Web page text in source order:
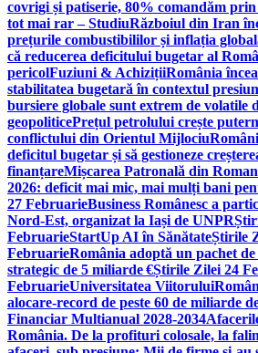
covrigi și patiserie, 80% comandăm
tot mai rar – StudiuRăzboiul din Iran
prețurile combustibililor și inflația
că reducerea deficitului bugetar al
pericolFuziuni & AchizițiiRomânia
stabilitatea bugetară în contextul
bursiere globale sunt extrem de volatile
geopoliticePrețul petrolului crește
conflictului din Orientul Mijlociu
deficitul bugetar și să gestioneze
finanțareMișcarea Patronală din
2026: deficit mai mic, mai mulți bani
27 FebruarieBusiness Românesc a
Nord-Est, organizat la Iași de UNPR
FebruarieStartUp AI în SănătateȘtirile
FebruarieRomânia adoptă un pachet
strategic de 5 miliarde €Știrile Zilei 24
FebruarieUniversitatea Viitorului
alocare-record de peste 60 de miliarde
Financiar Multianual 2028-2034
România. De la profituri colosale, la